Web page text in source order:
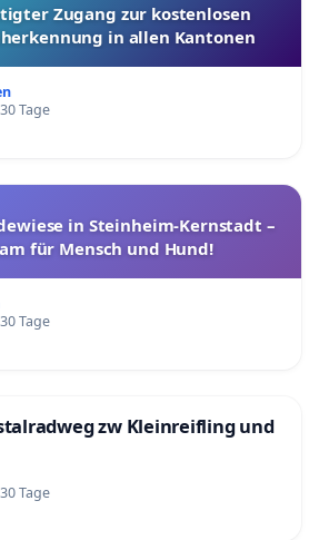
Zugang zur kostenlosen
in allen Kantonen
Tage
in Steinheim-Kernstadt –
für Mensch und Hund!
Tage
zw Kleinreifling und
Tage